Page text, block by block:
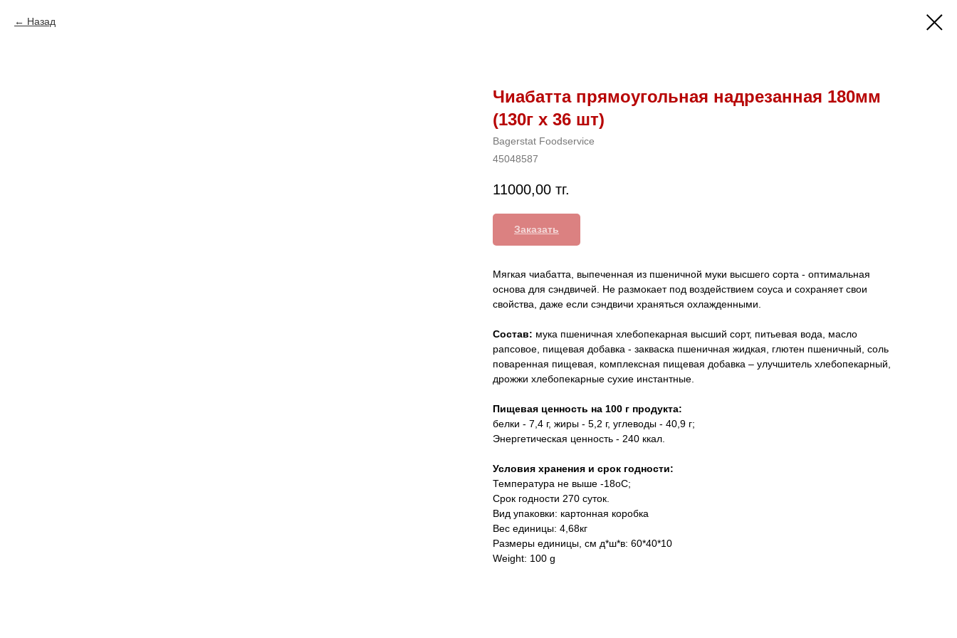
Назад
Чиабатта прямоугольная надрезанная 180мм
(130г х 36 шт)
Bagerstat Foodservice
45048587
11000,00 тг.
Заказать
Мягкая чиабатта, выпеченная из пшеничной муки высшего сорта - оптимальная
основа для сэндвичей. Не размокает под воздействием соуса и сохраняет свои
свойства, даже если сэндвичи храняться охлажденными.
Состав: мука пшеничная хлебопекарная высший сорт, питьевая вода, масло
рапсовое, пищевая добавка - закваска пшеничная жидкая, глютен пшеничный, соль
поваренная пищевая, комплексная пищевая добавка – улучшитель хлебопекарный,
дрожжи хлебопекарные сухие инстантные.
Пищевая ценность на 100 г продукта:
белки - 7,4 г, жиры - 5,2 г, углеводы - 40,9 г;
Энергетическая ценность - 240 ккал.
Условия хранения и срок годности:
Температура не выше -18oC;
Срок годности 270 суток.
Вид упаковки: картонная коробка
Вес единицы: 4,68кг
Размеры единицы, см д*ш*в: 60*40*10
Weight: 100 g